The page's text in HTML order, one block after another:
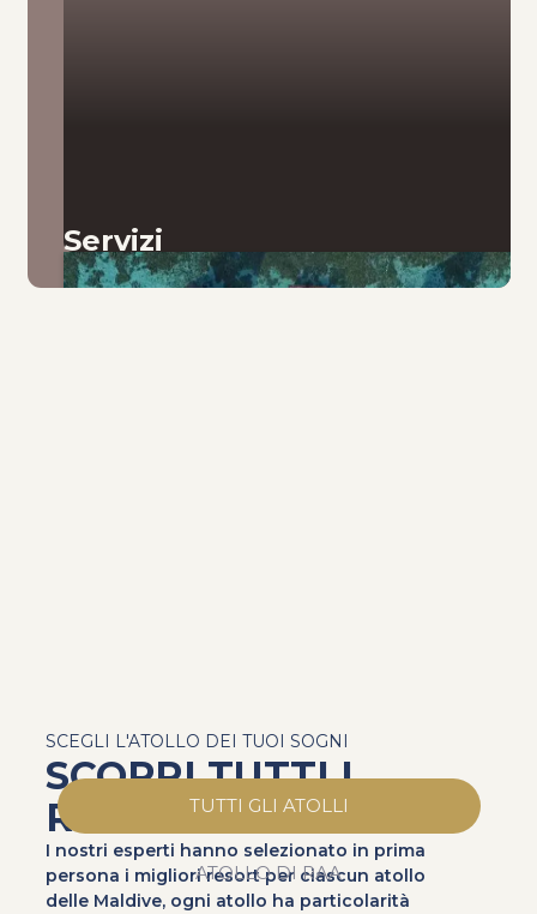
Servizi
SCEGLI L'ATOLLO DEI TUOI SOGNI
SCOPRI TUTTI I
RESORT
I nostri esperti hanno selezionato in prima
persona i migliori resort per ciascun atollo
delle Maldive, ogni atollo ha particolarità
TUTTI GLI ATOLLI
ATOLLO DI RAA